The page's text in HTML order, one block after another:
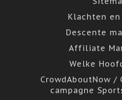
Klachten en
Descente
Affiliate
Welke
CrowdAboutNow /
campagne